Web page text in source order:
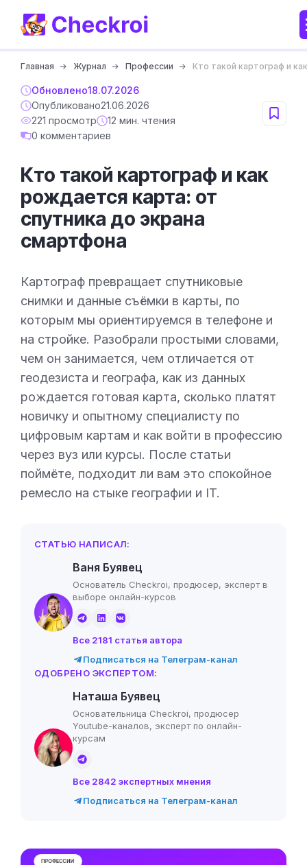
Главная Журнал Профессии Кто такой картограф и
Обновлено18.07.2026
Опубликовано21.06.2026
221 просмотр
12 мин. чтения
0 комментариев
Кто такой картограф и как
рождается карта: от
спутника до экрана
смартфона
Картограф превращает спутниковые
снимки и данные съёмки в карты, по
которым мы ориентируемся в телефоне и
на стройке. Разобрали простыми словами,
чем он занимается, чем отличается от
геодезиста и географа, как из данных
рождается готовая карта, сколько платят
новичку и опытному специалисту по
цифровым картам и как войти в профессию
через вуз или курсы. После статьи
поймёте, подходит ли вам это спокойное
ремесло на стыке географии и IT.
СТАТЬЮ НАПИСАЛ:
Ваня Буявец
Основатель Checkroi, продюсер, эксперт в
выборе онлайн-курсов
Все 2181 статья автора
Подписаться на Телеграм-канал
ОДОБРЕНО ЭКСПЕРТОМ:
Наташа Буявец
Основательница Checkroi, продюсер
Youtube-каналов, эксперт по онлайн-
курсам
Все 2842 экспертных мнения
Подписаться на Телеграм-канал